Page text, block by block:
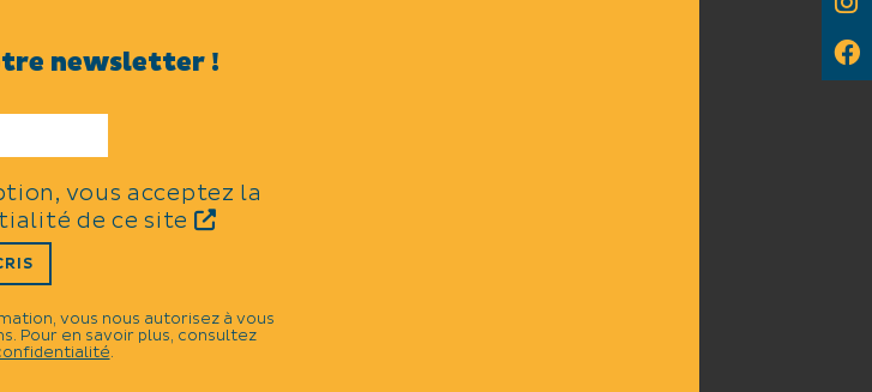
THÈMES
Sports équestres
newsletter !
vous acceptez la
de ce site
vous nous autorisez à vous
Pour en savoir plus, consultez
.